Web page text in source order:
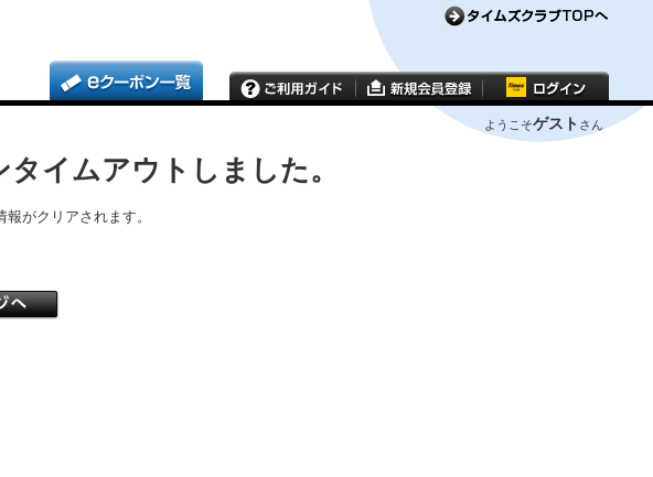
ようこそゲスト さん
イムアウトしました。
がクリアされます。